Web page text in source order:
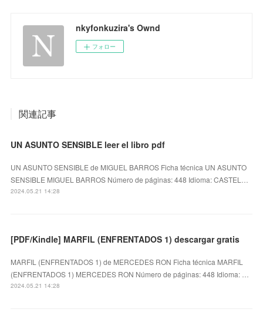
nkyfonkuzira's Ownd
フォロー
関連記事
UN ASUNTO SENSIBLE leer el libro pdf
UN ASUNTO SENSIBLE de MIGUEL BARROS Ficha técnica UN ASUNTO
SENSIBLE MIGUEL BARROS Número de páginas: 448 Idioma: CASTEL…
2024.05.21 14:28
[PDF/Kindle] MARFIL (ENFRENTADOS 1) descargar gratis
MARFIL (ENFRENTADOS 1) de MERCEDES RON Ficha técnica MARFIL
(ENFRENTADOS 1) MERCEDES RON Número de páginas: 448 Idioma: …
2024.05.21 14:28